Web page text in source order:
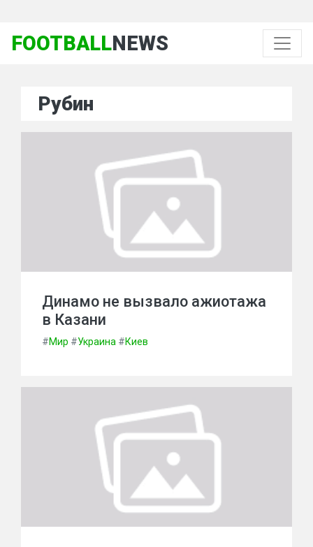
FOOTBALLNEWS
Рубин
Динамо не вызвало ажиотажа
в Казани
#Мир #Украина #Киев